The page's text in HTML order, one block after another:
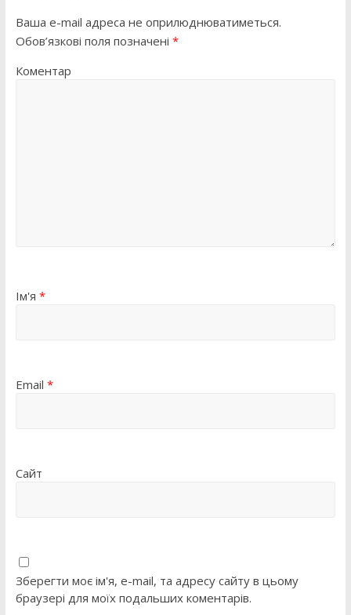
Ваша e-mail адреса не оприлюднюватиметься.
Обов’язкові поля позначені *
Коментар
Ім'я *
Email *
Сайт
Зберегти моє ім'я, e-mail, та адресу сайту в цьому
браузері для моїх подальших коментарів.